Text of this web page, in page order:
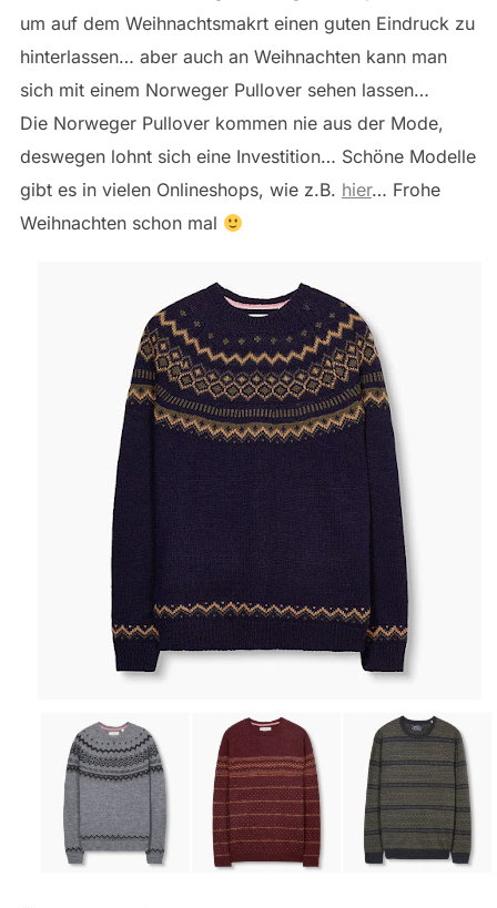
um auf dem Weihnachtsmakrt einen guten Eindruck zu
hinterlassen… aber auch an Weihnachten kann man
sich mit einem Norweger Pullover sehen lassen…
Die Norweger Pullover kommen nie aus der Mode,
deswegen lohnt sich eine Investition… Schöne Modelle
gibt es in vielen Onlineshops, wie z.B. hier… Frohe
Weihnachten schon mal